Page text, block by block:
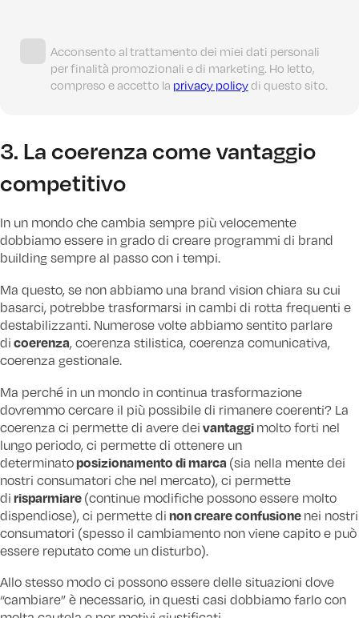
Acconsento al trattamento dei miei dati personali
per finalità promozionali e di marketing. Ho letto,
compreso e accetto la privacy policydi questo sito.
3. La coerenza come vantaggio
competitivo
In un mondo che cambia sempre più velocemente
dobbiamo essere in grado di creare programmi di brand
building sempre al passo con i tempi.
Ma questo, se non abbiamo una brand vision chiara su cui
basarci, potrebbe trasformarsi in cambi di rotta frequenti e
destabilizzanti. Numerose volte abbiamo sentito parlare
di coerenza, coerenza stilistica, coerenza comunicativa,
coerenza gestionale.
Ma perché in un mondo in continua trasformazione
dovremmo cercare il più possibile di rimanere coerenti? La
coerenza ci permette di avere dei vantaggi molto forti nel
lungo periodo, ci permette di ottenere un
determinatoposizionamento di marca (sia nella mente dei
nostri consumatori che nel mercato), ci permette
di risparmiare (continue modifiche possono essere molto
dispendiose), ci permette di non creare confusione nei nostri
consumatori (spesso il cambiamento non viene capito e può
essere reputato come un disturbo).
Allo stesso modo ci possono essere delle situazioni dove
“cambiare” è necessario, in questi casi dobbiamo farlo con